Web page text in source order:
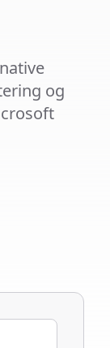
og